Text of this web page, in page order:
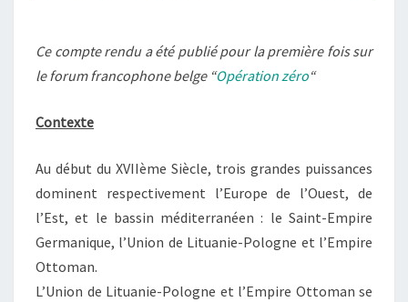
Ce compte rendu a été publié pour la première fois sur
le forum francophone belge “Opération zéro“
Contexte
Au début du XVIIème Siècle, trois grandes puissances
dominent respectivement l’Europe de l’Ouest, de
l’Est, et le bassin méditerranéen : le Saint-Empire
Germanique, l’Union de Lituanie-Pologne et l’Empire
Ottoman.
L’Union de Lituanie-Pologne et l’Empire Ottoman se